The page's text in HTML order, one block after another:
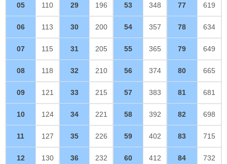
05 110 29 196 53 348 77 619
06 113 30 200 54 357 78 634
07 115 31 205 55 365 79 649
08 118 32 210 56 374 80 665
09 121 33 215 57 383 81 681
10 124 34 221 58 392 82 698
11 127 35 226 59 402 83 715
12 130 36 232 60 412 84 732